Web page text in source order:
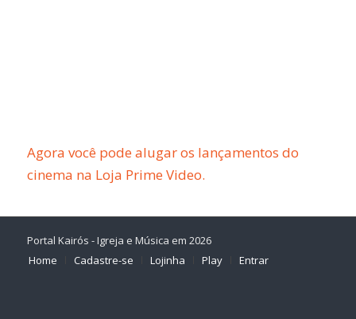
Agora você pode alugar os lançamentos do
cinema na Loja Prime Video.
Portal Kairós - Igreja e Música em 2026
Home
Cadastre-se Lojinha Play Entrar